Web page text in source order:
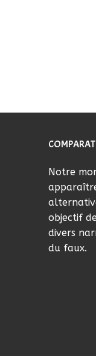
Notre
objectif
divers
du faux.